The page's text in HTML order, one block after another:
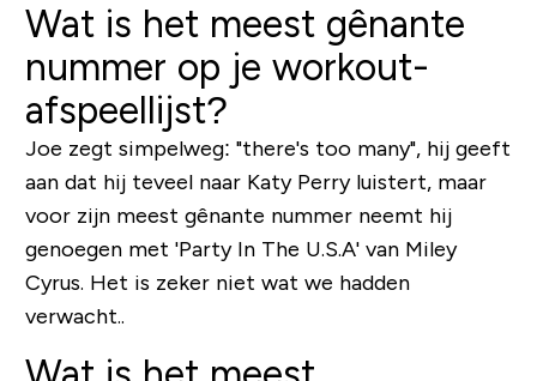
Wat is het meest gênante
nummer op je workout-
afspeellijst?
Joe zegt simpelweg: "there's too many", hij geeft
aan dat hij teveel naar Katy Perry luistert, maar
voor zijn meest gênante nummer neemt hij
genoegen met 'Party In The U.S.A' van Miley
Cyrus. Het is zeker niet wat we hadden
verwacht..